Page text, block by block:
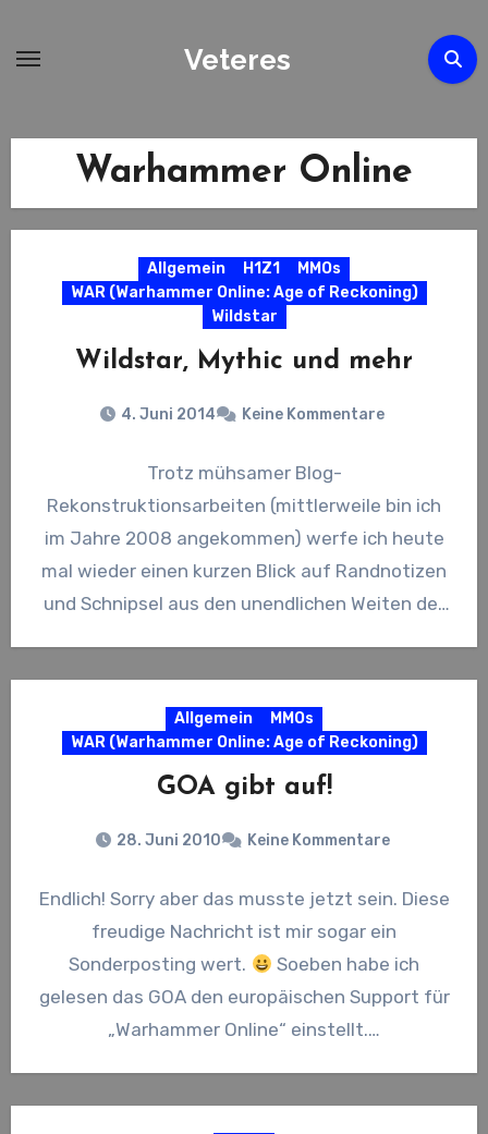
Veteres
Warhammer Online
Allgemein H1Z1
MMOs
WAR (Warhammer Online: Age of Reckoning)
Wildstar
Wildstar, Mythic und mehr
4. Juni 2014 Keine Kommentare
Trotz mühsamer Blog-
Rekonstruktionsarbeiten (mittlerweile bin ich
im Jahre 2008 angekommen) werfe ich heute
mal wieder einen kurzen Blick auf Randnotizen
und Schnipsel aus den unendlichen Weiten der
Allgemein
MMOs
WAR (Warhammer Online: Age of Reckoning)
GOA gibt auf!
28. Juni 2010 Keine Kommentare
Endlich! Sorry aber das musste jetzt sein. Diese
freudige Nachricht ist mir sogar ein
Sonderposting wert.
Soeben habe ich
gelesen das GOA den europäischen Support für
„Warhammer Online“ einstellt.…